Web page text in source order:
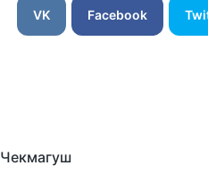
VK Facebook
Чекмагуш